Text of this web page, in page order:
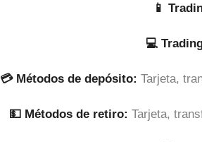
📱
💻
💳 Métodos de depósito: Tarjeta,
💵​ Métodos de retiro: Tarjeta,